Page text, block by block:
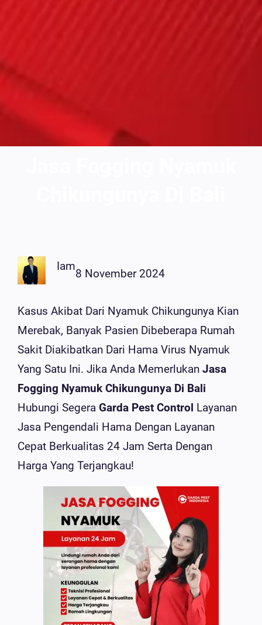
Iam
8 November 2024
Kasus Akibat Dari Nyamuk Chikungunya Kian
Merebak, Banyak Pasien Dibeberapa Rumah
Sakit Diakibatkan Dari Hama Virus Nyamuk
Yang Satu Ini. Jika Anda Memerlukan Jasa
Fogging Nyamuk Chikungunya Di Bali
Hubungi Segera Garda Pest Control Layanan
Jasa Pengendali Hama Dengan Layanan
Cepat Berkualitas 24 Jam Serta Dengan
Harga Yang Terjangkau!